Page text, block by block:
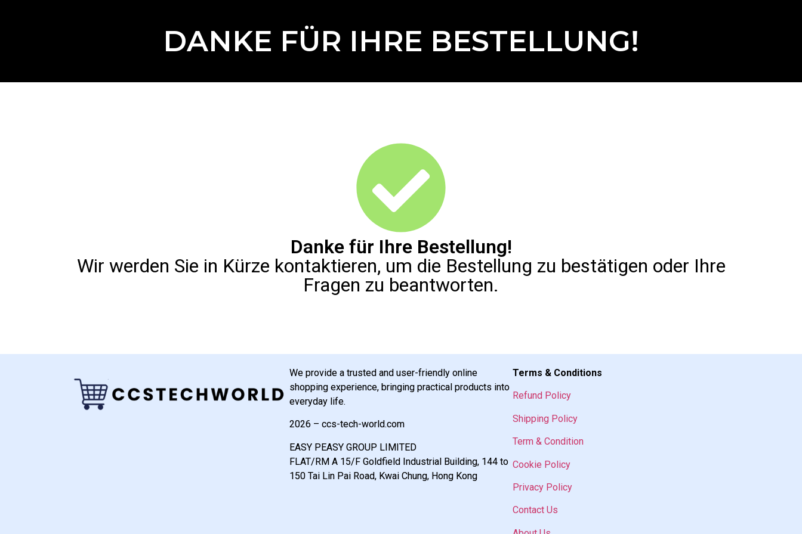
DANKE FÜR IHRE BESTELLUNG!
Danke für Ihre Bestellung!
Wir werden Sie in Kürze kontaktieren, um die Bestellung zu bestätigen oder Ihre
Fragen zu beantworten.
We provide a trusted and user-friendly online
shopping experience, bringing practical products into
everyday life.
2026 – ccs-tech-world.com
EASY PEASY GROUP LIMITED
FLAT/RM A 15/F Goldfield Industrial Building, 144 to
150 Tai Lin Pai Road, Kwai Chung, Hong Kong
Terms & Conditions
Refund Policy
Shipping Policy
Term & Condition
Cookie Policy
Privacy Policy
Contact Us